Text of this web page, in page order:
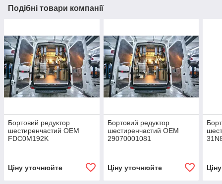
Подібні товари компанії
Бортовий редуктор
шестиренчастий OEM
FDC0M192K
Ціну уточнюйте
Бортовий редуктор
шестиренчастий OEM
29070001081
Ціну уточнюйте